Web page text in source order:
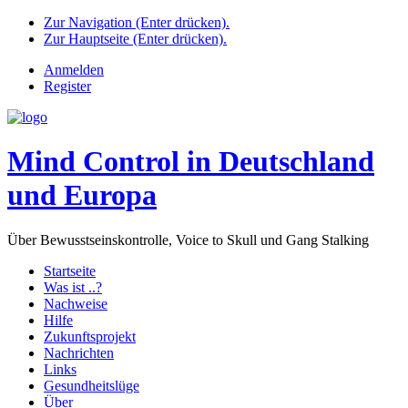
Zur Navigation (Enter drücken).
Zur Hauptseite (Enter drücken).
Anmelden
Register
Mind Control in Deutschland
und Europa
Über Bewusstseinskontrolle, Voice to Skull und Gang Stalking
Startseite
Was ist ..?
Nachweise
Hilfe
Zukunftsprojekt
Nachrichten
Links
Gesundheitslüge
Über